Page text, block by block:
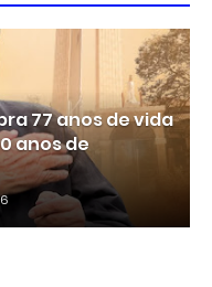
77 anos de vida
anos de